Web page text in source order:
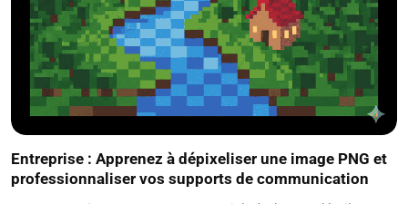
Entreprise : Apprenez à dépixeliser une image PNG et
professionnaliser vos supports de communication